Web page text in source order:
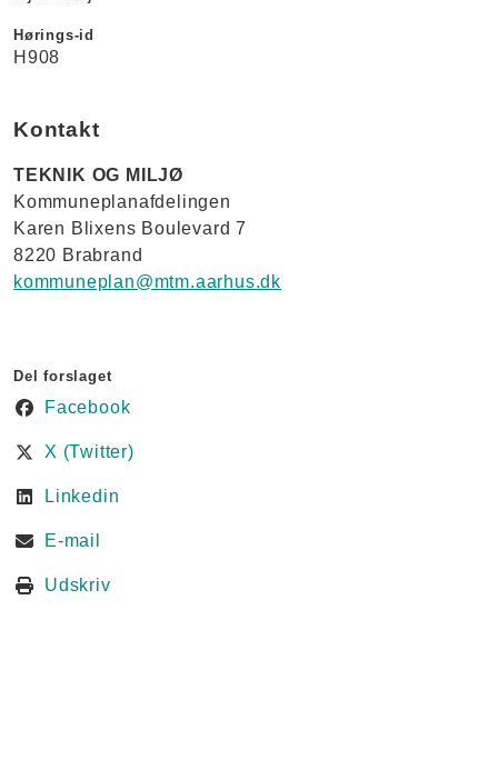
Hørings-id
H908
Kontakt
TEKNIK OG MILJØ
Kommuneplanafdelingen
Karen Blixens Boulevard 7
8220 Brabrand
kommuneplan@mtm.aarhus.dk
Del forslaget
Facebook
X (Twitter)
Linkedin
E-mail
Udskriv